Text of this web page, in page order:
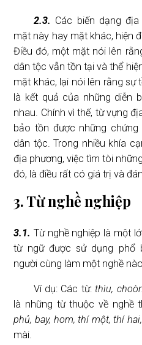
2.3. Các biến dạng
mặt này hay mặt khác, hiện
Điều đó, một mặt nói lên
dân tộc vẫn tồn tại và thể
mặt khác, lại nói lên rằng sự
là kết quả của những diễn
nhau. Chính vì thế, từ vựng
bảo tồn được những
dân tộc. Trong nhiều khía
địa phương, việc tìm tòi
đó, là điều rất có giá trị và
3. Từ nghề nghiệp
3.1. Từ nghề nghiệp là một
từ ngữ được sử dụng phổ
người cùng làm một nghề
Ví dụ: Các từ:thìu,
là những từ thuộc về nghề
phủ, bay, hom, thí một, thí
mài.